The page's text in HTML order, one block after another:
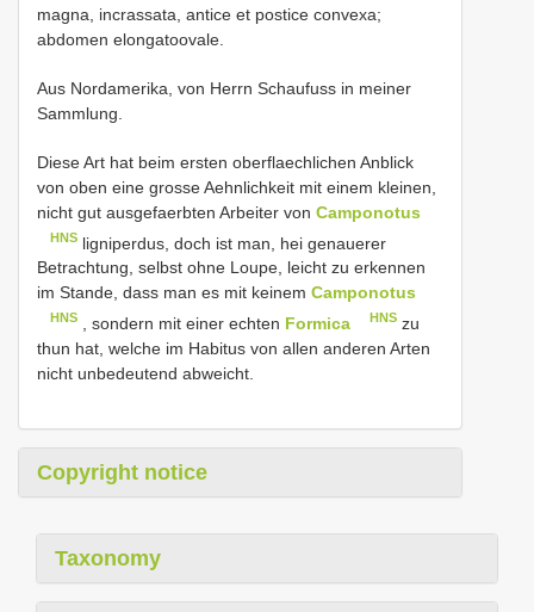
magna, incrassata, antice et postice convexa;
abdomen elongatoovale.
Aus Nordamerika, von Herrn Schaufuss in meiner
Sammlung.
Diese Art hat beim ersten oberflaechlichen Anblick
von oben eine grosse Aehnlichkeit mit einem kleinen,
nicht gut ausgefaerbten Arbeiter von Camponotus
HNS ligniperdus, doch ist man, hei genauerer
Betrachtung, selbst ohne Loupe, leicht zu erkennen
im Stande, dass man es mit keinem Camponotus
HNS , sondern mit einer echten Formica HNSzu
thun hat, welche im Habitus von allen anderen Arten
nicht unbedeutend abweicht.
Copyright notice
Taxonomy